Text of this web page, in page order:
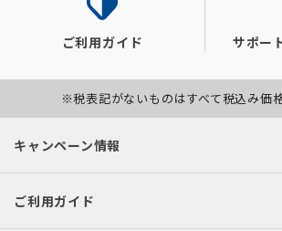
ご利用ガイド サポー
※税表記がないものはすべて税込み価
キャンペーン情報
ご利用ガイド